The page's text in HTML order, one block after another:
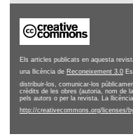
Els articles publicats en aquesta
una llicència de Reconeixement 3.0
distribuir-los, comunicar-los
crèdits de les obres (autoria, nom de
pels autors o per la revista. La
http://creativecommons.org/licenses/